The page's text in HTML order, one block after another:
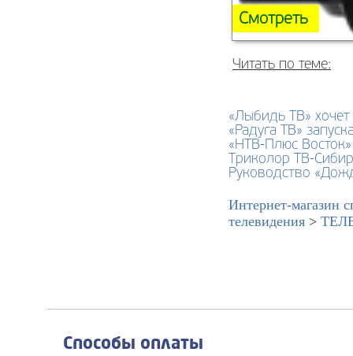
Смотреть
Читать по теме:
«Лыбидь ТВ»
«Радуга ТВ»
«НТВ-Плюс
Триколор ТВ-
Руководство
Интернет-магазин
телевидения >
Способы оплаты